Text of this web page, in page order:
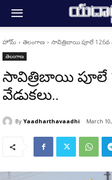
హోమ్ తెలంగాణ సావిత్రిబాయి పూలే 126వ
తెలంగాణ
సావిత్రిబాయి పూలే
వేడుకలు..
By Yaadharthavaadhi March